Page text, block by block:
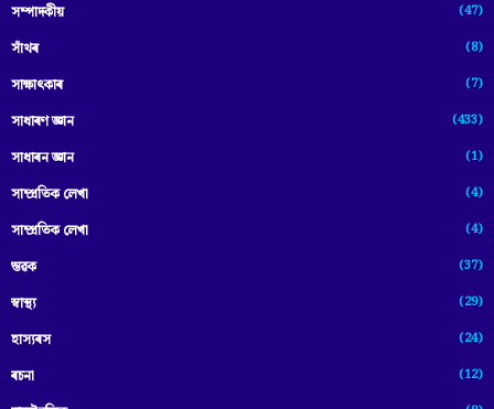
সম্পাদকীয় (47)
সাঁথৰ (8)
সাক্ষাৎকাৰ (7)
সাধাৰণ জ্ঞান (433)
সাধাৰন জ্ঞান (1)
সাম্প্রতিক লেখা (4)
সাম্প্ৰতিক লেখা (4)
স্তৱক (37)
স্বাস্থ্য (29)
হাস্যৰস (24)
ৰচনা (12)